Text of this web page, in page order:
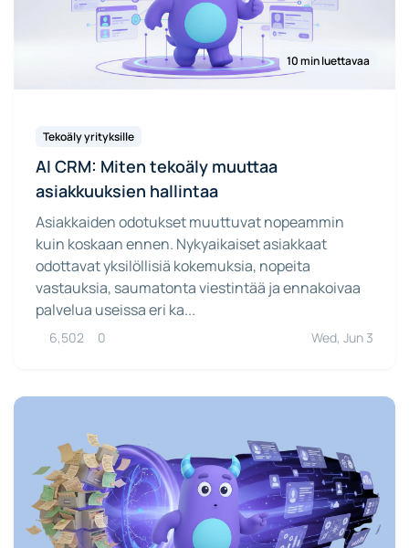
10 min luettavaa
Tekoäly yrityksille
AI CRM: Miten tekoäly muuttaa
asiakkuuksien hallintaa
Asiakkaiden odotukset muuttuvat nopeammin
kuin koskaan ennen. Nykyaikaiset asiakkaat
odottavat yksilöllisiä kokemuksia, nopeita
vastauksia, saumatonta viestintää ja ennakoivaa
palvelua useissa eri ka...
6,502 0 Wed, Jun 3